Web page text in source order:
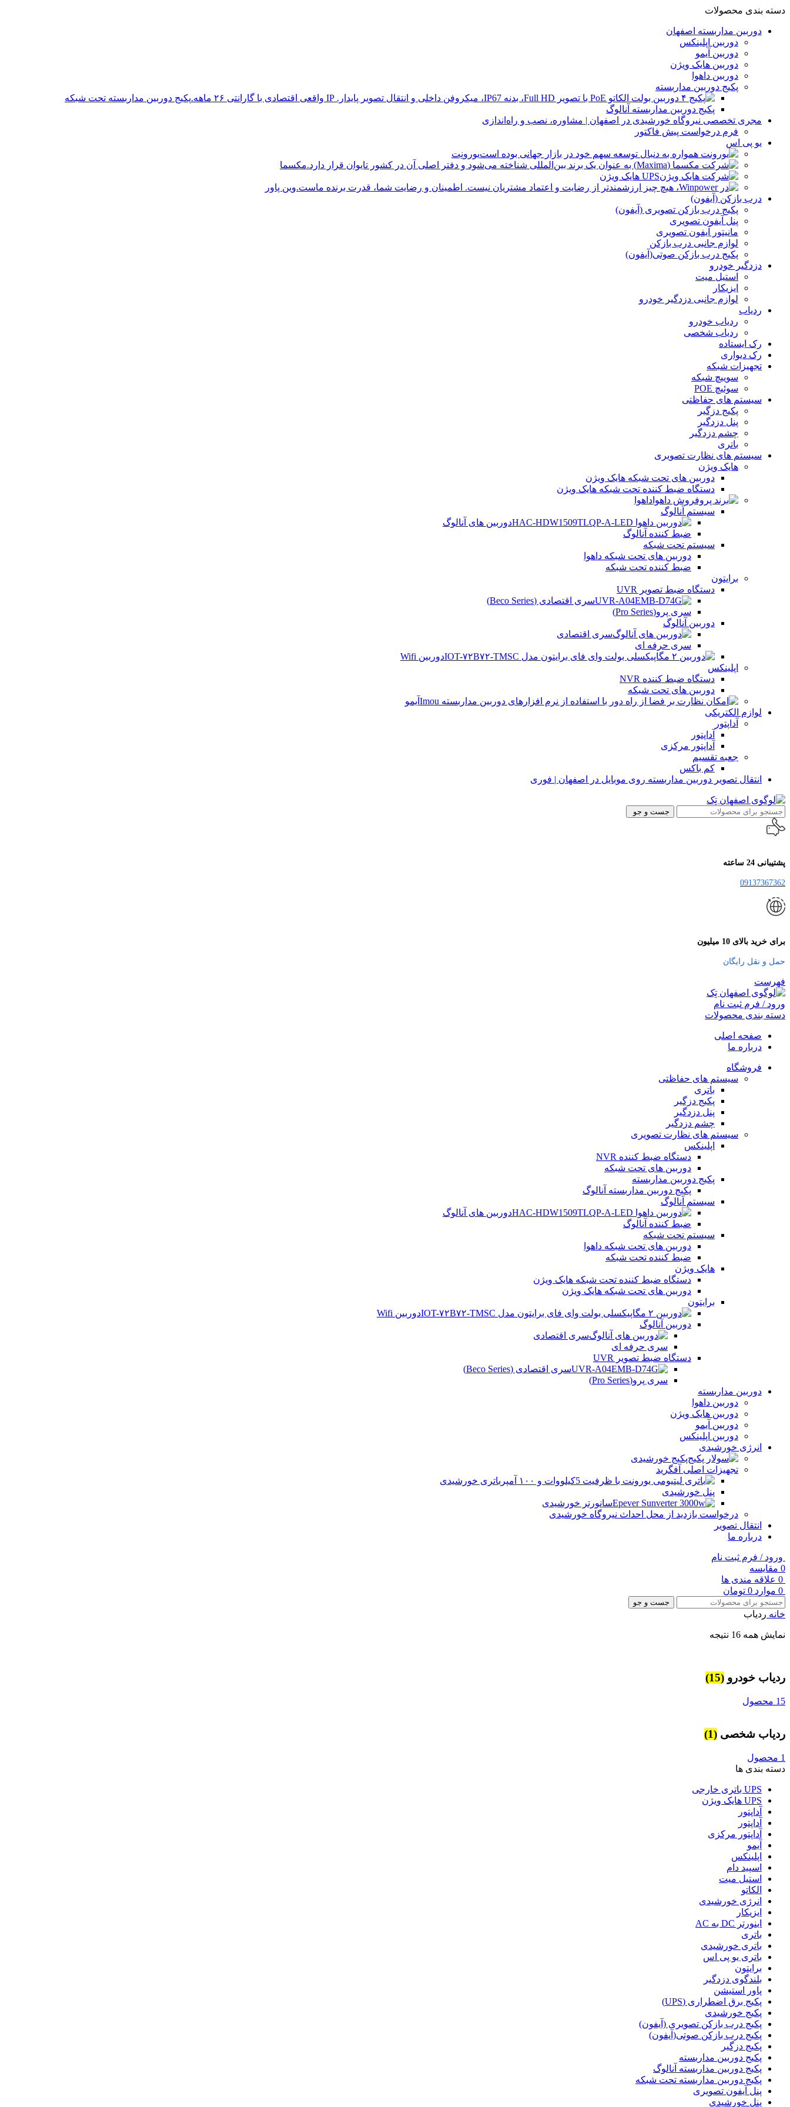
دسته بندی محصولات
دوربین مداربسته اصفهان
دوربین اپلینکس
دوربین آیمو
دوربین هایک ویژن
دوربین داهوا
پکیج دوربین مداربسته
پکیج دوربین مداربسته تحت شبکه
پکیج دوربین مداربسته آنالوگ
مجری تخصصی نیروگاه خورشیدی در اصفهان | مشاوره، نصب و راه‌اندازی
فرم درخواست پیش فاکتور
یو پی اس
یورونِت
مکسما
UPS هایک ویژن
وین پاور
درب بازکن (آیفون)
پکیج درب بازکن تصویری (آیفون)
پنل آیفون تصویری
مانیتور آیفون تصویری
لوازم جانبی درب بازکن
پکیج درب بازکن صوتی(آیفون)
دزدگیر خودرو
استیل میت
ایزیکار
لوازم جانبی دزدگیر خودرو
ردیاب
ردیاب خودرو
ردیاب شخصی
رک ایستاده
رک دیواری
تجهیزات شبکه
سوییچ شبکه
سوئیچ POE
سیستم های حفاظتی
پکیج دزگیر
پنل دزدگیر
چشم دزدگیر
باتری
سیستم های نظارت تصویری
هایک ویژن
دوربین های تحت شبکه هایک ویژن
دستگاه ضبط کننده تحت شبکه هایک ویژن
داهوا
سیستم آنالوگ
دوربین های آنالوگ
ضبط کننده آنالوگ
سیستم تحت شبکه
دوربین های تحت شبکه داهوا
ضبط کننده تحت شبکه
برایتون
دستگاه ضبط تصویر UVR
سری اقتصادی (Beco Series)
سری پرو(Pro Series)
دوربین آنالوگ
سری اقتصادی
سری حرفه ای
دوربین Wifi
اپلینکس
دستگاه ضبط کننده NVR
دوربین های تحت شبکه
آیمو
لوازم الکتریکی
آداپتور
آداپتور
آداپتور مرکزی
جعبه تقسیم
کم باکس
انتقال تصویر دوربین مداربسته روی موبایل در اصفهان | فوری
جست و جو
پشتیبانی 24 ساعته
09137367362
برای خرید بالای 10 میلیون
حمل و نقل رایگان
فهرست
ورود / فرم ثبت نام
دسته بندی محصولات
صفحه اصلی
درباره ما
فروشگاه
سیستم های حفاظتی
باتری
پکیج دزگیر
پنل دزدگیر
چشم دزدگیر
سیستم های نظارت تصویری
اپلینکس
دستگاه ضبط کننده NVR
دوربین های تحت شبکه
پکیج دوربین مداربسته
پکیج دوربین مداربسته آنالوگ
سیستم آنالوگ
دوربین های آنالوگ
ضبط کننده آنالوگ
سیستم تحت شبکه
دوربین های تحت شبکه داهوا
ضبط کننده تحت شبکه
هایک ویژن
دستگاه ضبط کننده تحت شبکه هایک ویژن
دوربین های تحت شبکه هایک ویژن
برایتون
دوربین Wifi
دوربین آنالوگ
سری اقتصادی
سری حرفه ای
دستگاه ضبط تصویر UVR
سری اقتصادی (Beco Series)
سری پرو(Pro Series)
دوربین مداربسته
دوربین داهوا
دوربین هایک ویژن
دوربین آیمو
دوربین اپلینکس
انرژی خورشیدی
پکیج خورشیدی
تجهیزات اصلی آفگرید
باتری خورشیدی
پنل خورشیدی
سانورتر خورشیدی
درخواست بازدید از محل احداث نیروگاه خورشیدی
انتقال تصویر
درباره ما
ورود / فرم ثبت نام
0 مقایسه
0 علاقه مندی ها
0 موارد 0 تومان
جست و جو
خانه ردیاب
نمایش همه 16 نتیجه
ردیاب خودرو (15)
15 محصول
ردیاب شخصی (1)
1 محصول
دسته بندی ها
UPS باتری خارجی
UPS هایک ویژن
آداپتور
آداپتور
آداپتور مرکزی
آیمو
اپلینکس
اسپید دام
استیل میت
الکاتو
انرژی خورشیدی
ایزیکار
اینورتر DC به AC
باتری
باتری خورشیدی
باتری یو پی اس
برایتون
بلندگوی دزدگیر
پاور استیشن
پکیج برق اضطراری (UPS)
پکیج خورشیدی
پکیج درب بازکن تصویری (آیفون)
پکیج درب بازکن صوتی(آیفون)
پکیج دزگیر
پکیج دوربین مداربسته
پکیج دوربین مداربسته آنالوگ
پکیج دوربین مداربسته تحت شبکه
پنل آیفون تصویری
پنل خورشیدی